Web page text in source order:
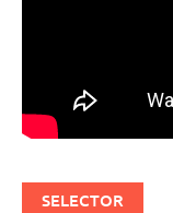
SELECTOR